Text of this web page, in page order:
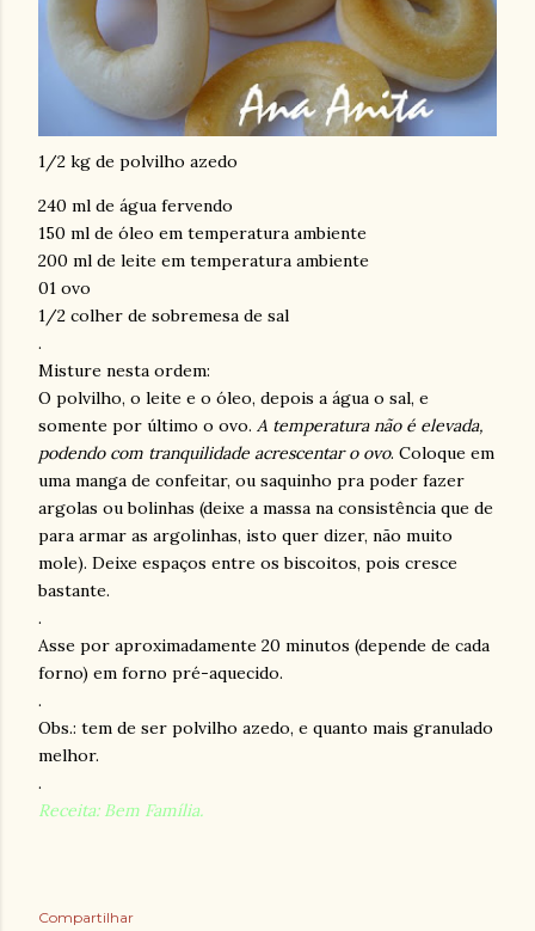
1/2 kg de polvilho azedo
240 ml de água fervendo
150 ml de óleo em temperatura ambiente
200 ml de leite em temperatura ambiente
01 ovo
1/2 colher de sobremesa de sal
.
Misture nesta ordem:
O polvilho, o leite e o óleo, depois a água o sal, e
somente por último o ovo. A temperatura não é elevada,
podendo com tranquilidade acrescentar o ovo. Coloque em
uma manga de confeitar, ou saquinho pra poder fazer
argolas ou bolinhas (deixe a massa na consistência que de
para armar as argolinhas, isto quer dizer, não muito
mole). Deixe espaços entre os biscoitos, pois cresce
bastante.
.
Asse por aproximadamente 20 minutos (depende de cada
forno) em forno pré-aquecido.
.
Obs.: tem de ser polvilho azedo, e quanto mais granulado
melhor.
.
Receita: Bem Família.
Compartilhar